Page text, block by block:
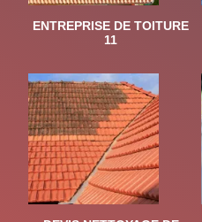
ENTREPRISE DE TOITURE
11